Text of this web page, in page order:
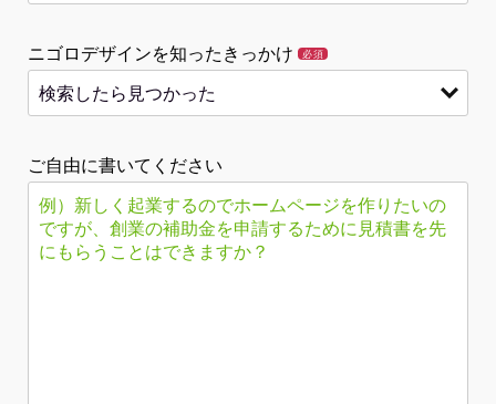
ニゴロデザインを知ったきっかけ 必須
ご自由に書いてください